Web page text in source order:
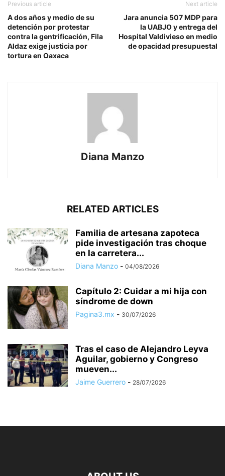
Previous article
A dos años y medio de su
detención por protestar
contra la gentrificación, Fila
Aldaz exige justicia por
tortura en Oaxaca
Next article
Jara anuncia 507 MDP para
la UABJO y entrega del
Hospital Valdivieso en medio
de opacidad presupuestal
Diana Manzo
RELATED ARTICLES
Familia de artesana zapoteca
pide investigación tras choque
en la carretera...
Diana Manzo - 04/08/2026
Capítulo 2: Cuidar a mi hija con
síndrome de down
Pagina3.mx - 30/07/2026
Tras el caso de Alejandro Leyva
Aguilar, gobierno y Congreso
mueven...
Jaime Guerrero - 28/07/2026